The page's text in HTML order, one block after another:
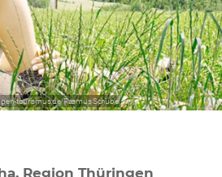
tourismus.de/Rasmus Schübel
Region Thüringen